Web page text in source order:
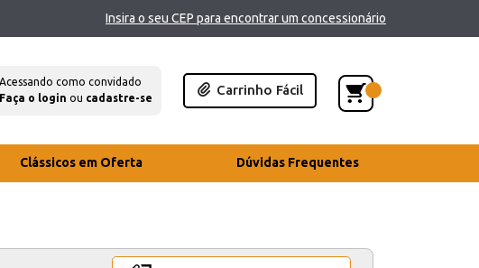
Insira o seu CEP para encontrar um concessionário
Acessando como convidado
Faça o login ou cadastre-se
Carrinho Fácil
Clássicos em Oferta Dúvidas Frequentes